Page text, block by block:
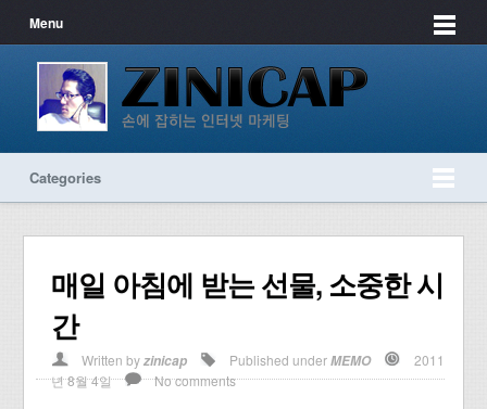
Menu
Categories
매일 아침에 받는 선물, 소중한 시
간
Written byzinicap Published underMEMO
2011
년 8월 4일
No comments